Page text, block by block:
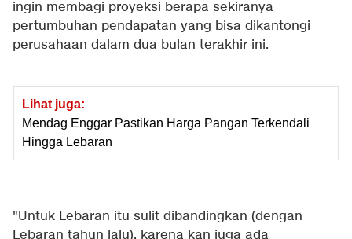
ingin membagi proyeksi berapa sekiranya
pertumbuhan pendapatan yang bisa dikantongi
perusahaan dalam dua bulan terakhir ini.
Lihat juga:
Mendag Enggar Pastikan Harga Pangan Terkendali
Hingga Lebaran
"Untuk Lebaran itu sulit dibandingkan (dengan